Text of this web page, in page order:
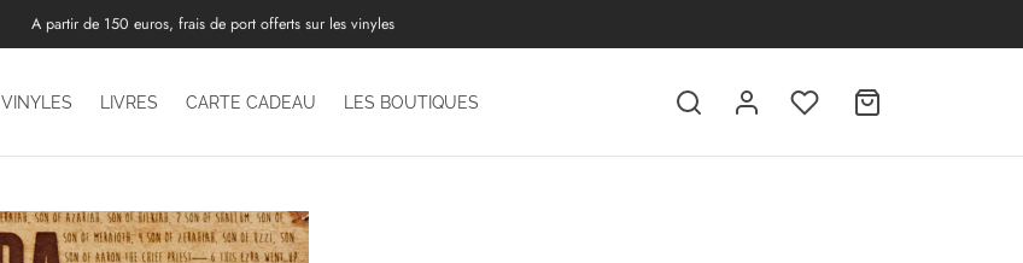
A partir de 150 euros, frais de port offerts sur les vinyles
VINYLES LIVRES CARTE CADEAU LES BOUTIQUES